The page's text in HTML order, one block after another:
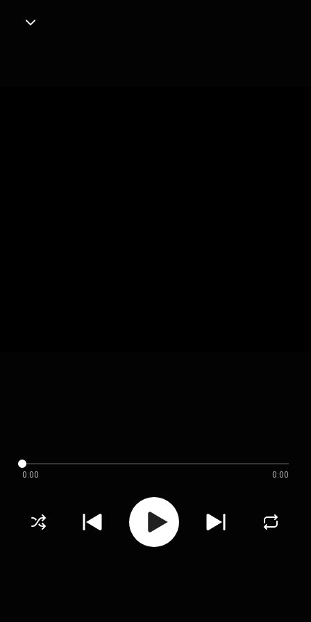
0:00 0:00